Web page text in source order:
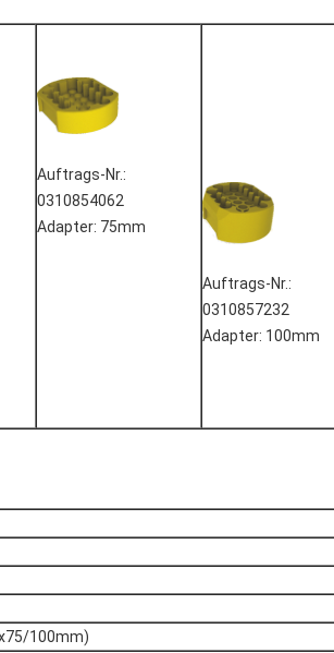
Auftrags-Nr.:
0310854062
Adapter: 75mm
Auftrags-Nr.:
0310857232
Adapter: 100mm
100mm)